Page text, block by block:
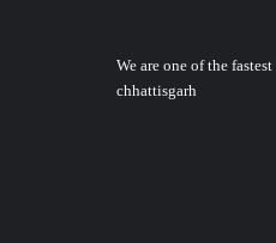
We are one of the
chhattisgarh